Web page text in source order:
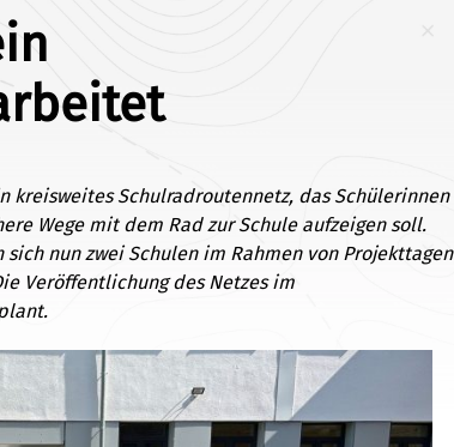
kreisweites Schulradroutennetz, das Schülerinnen
Wege mit dem Rad zur Schule aufzeigen soll.
nun zwei Schulen im Rahmen von Projekttagen
Veröffentlichung des Netzes im